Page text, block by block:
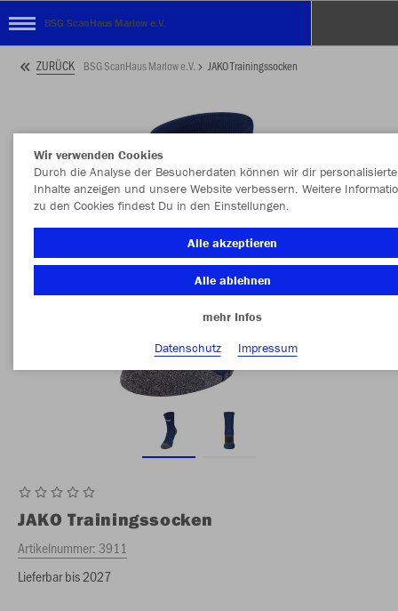
BSG ScanHaus Marlow e.V.
ZURÜCK BSG ScanHaus Marlow e.V. JAKO Trainingssocken
JAKO Trainingssocken
Artikelnummer:3911
Lieferbar bis 2027
Wir verwenden Cookies
Durch die Analyse der Besucherdaten können wir dir personalisierte
Inhalte anzeigen und unsere Website verbessern. Weitere
zu den Cookies findest Du in den Einstellungen.
Alle akzeptieren
Alle ablehnen
mehr Infos
Datenschutz
Impressum